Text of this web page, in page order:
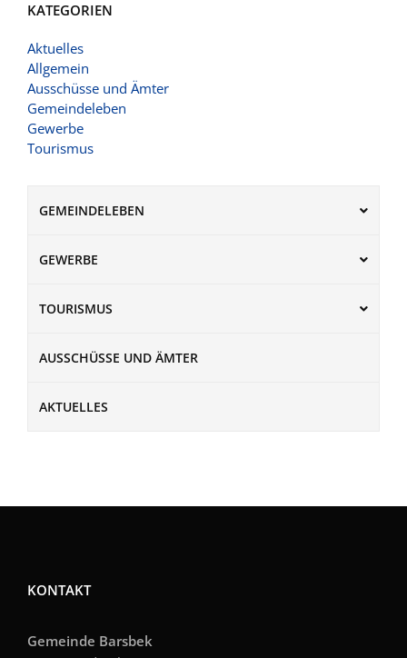
KATEGORIEN
Aktuelles
Allgemein
Ausschüsse und Ämter
Gemeindeleben
Gewerbe
Tourismus
GEMEINDELEBEN
GEWERBE
TOURISMUS
AUSSCHÜSSE UND ÄMTER
AKTUELLES
KONTAKT
Gemeinde Barsbek